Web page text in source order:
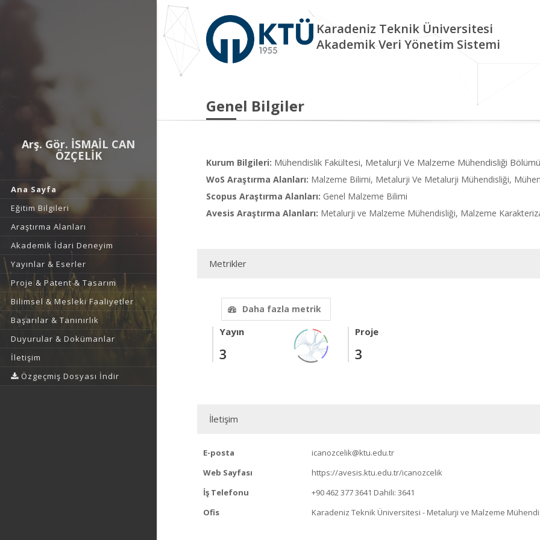
Arş. Gör. İSMAİL CAN
ÖZÇELİK
Ana Sayfa
Eğitim Bilgileri
Araştırma Alanları
Akademik İdari Deneyim
Yayınlar & Eserler
Proje & Patent & Tasarım
Bilimsel & Mesleki Faaliyetler
Başarılar & Tanınırlık
Duyurular & Dokümanlar
İletişim
Özgeçmiş Dosyası İndir
Karadeniz Teknik Üniversitesi
Akademik Veri Yönetim Sistemi
Genel Bilgiler
Kurum Bilgileri: Mühendislik Fakültesi, Metalurji Ve Malzeme Mühendisliği
WoS Araştırma Alanları: Malzeme Bilimi, Metalurji Ve Metalurji Mühendisliği,
Scopus Araştırma Alanları: Genel Malzeme Bilimi
Avesis Araştırma Alanları: Metalurji ve Malzeme Mühendisliği, Malzeme
Metrikler
Daha fazla metrik
Yayın
3
Proje
3
İletişim
E-posta
icanozcelik@ktu.edu.tr
Web Sayfası
https://avesis.ktu.edu.tr/icanozcelik
İş Telefonu
+90 462 377 3641 Dahili: 3641
Ofis
Karadeniz Teknik Üniversitesi - Metalurji ve Malzeme